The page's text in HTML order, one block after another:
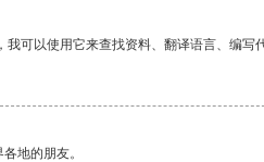
可以使用它来查找资料、翻译语言、编写
地的朋友。